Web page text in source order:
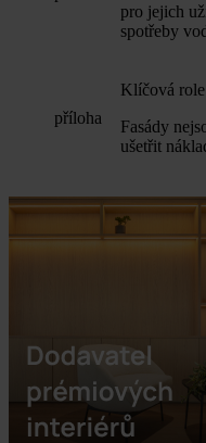
pro jejich
spotřeby
příloha
Klíčová role
Fasády
ušetřit